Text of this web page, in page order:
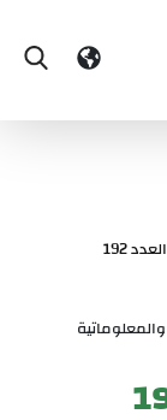
العدد 192